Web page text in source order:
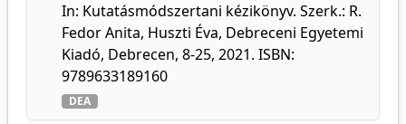
In: Kutatásmódszertani kézikönyv. Szerk.: R.
Fedor Anita, Huszti Éva, Debreceni Egyetemi
Kiadó, Debrecen, 8-25, 2021. ISBN:
9789633189160
DEA